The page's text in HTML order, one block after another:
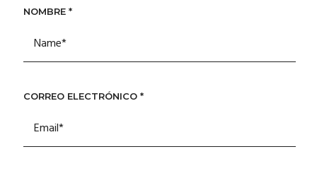
NOMBRE *
CORREO ELECTRÓNICO *